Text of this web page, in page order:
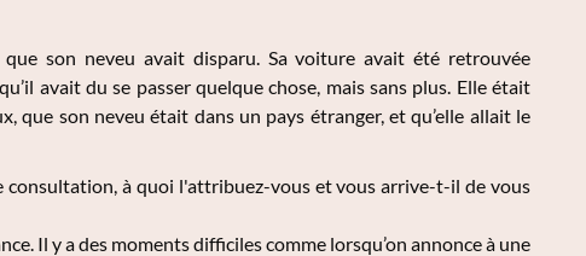
son neveu avait disparu. Sa voiture avait été retrouvée
avait du se passer quelque chose, mais sans plus. Elle était
que son neveu était dans un pays étranger, et qu’elle allait le
consultation, à quoi l'attribuez-vous et vous arrive-t-il de vous
Il y a des moments difficiles comme lorsqu’on annonce à une